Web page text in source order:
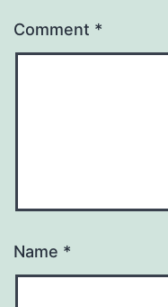
Comment *
Name *